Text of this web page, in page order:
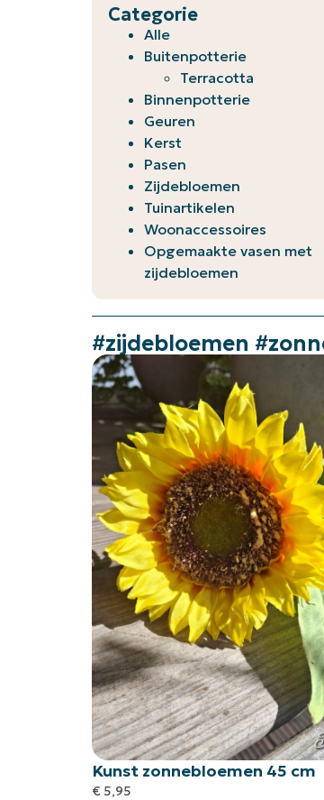
Categorie
Alle
Buitenpotterie
Terracotta
Binnenpotterie
Geuren
Kerst
Pasen
Zijdebloemen
Tuinartikelen
Woonaccessoires
Opgemaakte vasen met
zijdebloemen
#zijdebloemen
Kunst zonnebloemen 45 cm
€ 5,95